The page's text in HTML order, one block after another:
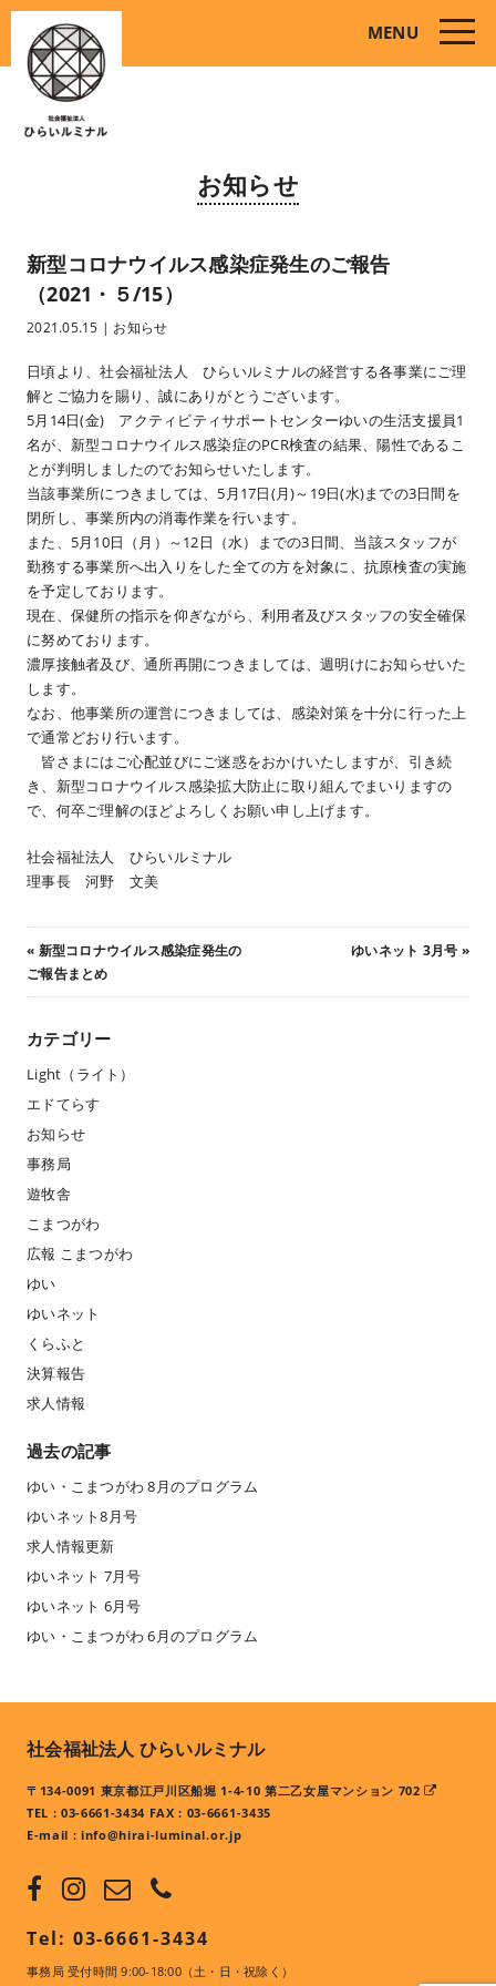
MENU
toggle
お知らせ
新型コロナウイルス感染症発生のご報告
（2021・５/15）
2021.05.15 | お知らせ
日頃より、社会福祉法人 ひらいルミナルの経営する各事業にご理
解とご協力を賜り、誠にありがとうございます。
5月14日(金) アクティビティサポートセンターゆいの生活支援員1
名が、新型コロナウイルス感染症のPCR検査の結果、陽性であるこ
とが判明しましたのでお知らせいたします。
当該事業所につきましては、5月17日(月)～19日(水)までの3日間を
閉所し、事業所内の消毒作業を行います。
また、5月10日（月）～12日（水）までの3日間、当該スタッフが
勤務する事業所へ出入りをした全ての方を対象に、抗原検査の実施
を予定しております。
現在、保健所の指示を仰ぎながら、利用者及びスタッフの安全確保
に努めております。
濃厚接触者及び、通所再開につきましては、週明けにお知らせいた
します。
なお、他事業所の運営につきましては、感染対策を十分に行った上
で通常どおり行います。
皆さまにはご心配並びにご迷惑をおかけいたしますが、引き続
き、新型コロナウイルス感染拡大防止に取り組んでまいりますの
で、何卒ご理解のほどよろしくお願い申し上げます。
社会福祉法人 ひらいルミナル
理事長 河野 文美
« 新型コロナウイルス感染症発生の
ご報告まとめ
ゆいネット 3月号 »
カテゴリー
Light（ライト）
エドてらす
お知らせ
事務局
遊牧舎
こまつがわ
広報 こまつがわ
ゆい
ゆいネット
くらふと
決算報告
求人情報
過去の記事
ゆい・こまつがわ 8月のプログラム
ゆいネット8月号
求人情報更新
ゆいネット 7月号
ゆいネット 6月号
ゆい・こまつがわ 6月のプログラム
社会福祉法人 ひらいルミナル
〒134-0091 東京都江戸川区船堀 1-4-10 第二乙女屋マンション 702
TEL : 03-6661-3434 FAX : 03-6661-3435
E-mail :info@hirai-luminal.or.jp
Tel: 03-6661-3434
事務局 受付時間 9:00-18:00（土・日・祝除く）